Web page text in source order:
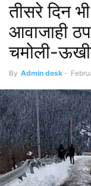
तीसरे दिन
आवाजाही
चमोली-
By Admin desk -